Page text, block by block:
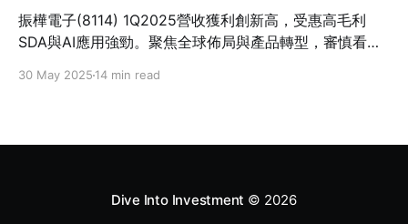
振樺電子(8114) 1Q2025營收獲利創新高，受惠高毛利
SDA與AI應用強勁。聚焦全球佈局與產品轉型，審慎看待
30 May 2025 14 min read
Dive Into Investment © 2026